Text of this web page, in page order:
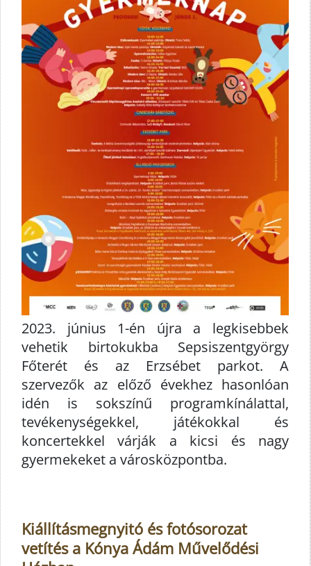
2023. június 1-én újra a legkisebbek
vehetik birtokukba Sepsiszentgyörgy
Főterét és az Erzsébet parkot. A
szervezők az előző évekhez hasonlóan
idén is sokszínű programkínálattal,
tevékenységekkel, játékokkal és
koncertekkel várják a kicsi és nagy
gyermekeket a városközpontba.
Kiállításmegnyitó és fotósorozat
vetítés a Kónya Ádám Művelődési